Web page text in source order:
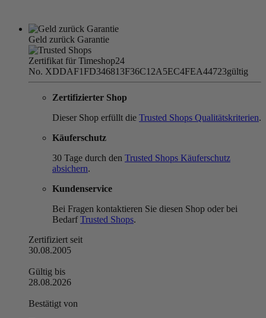
Geld zurück Garantie
Zertifikat für Timeshop24
No. XDDAF1FD346813F36C12A5EC4FEA44723gültig
Zertifizierter Shop
Dieser Shop erfüllt die Trusted Shops Qualitätskriterien.
Käuferschutz
30 Tage durch den Trusted Shops Käuferschutz
absichern.
Kundenservice
Bei Fragen kontaktieren Sie diesen Shop oder bei
BedarfTrusted Shops.
Zertifiziert seit
30.08.2005
Gültig bis
28.08.2026
Bestätigt von